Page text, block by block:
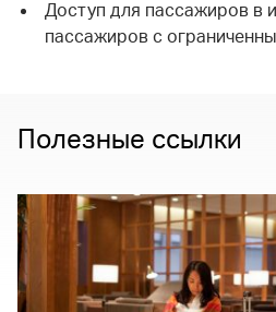
Доступ для пассажиров в
пассажиров с
Полезные ссылки